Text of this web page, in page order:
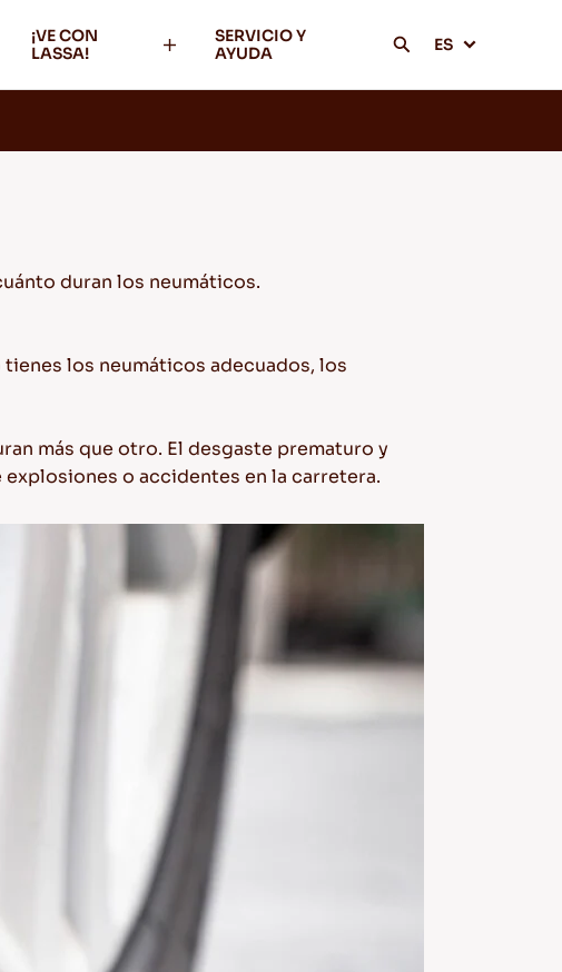
¡VE CON
LASSA!
SERVICIO Y
AYUDA
ES
duran los neumáticos.
los neumáticos adecuados, los
más que otro. El desgaste prematuro y
o accidentes en la carretera.